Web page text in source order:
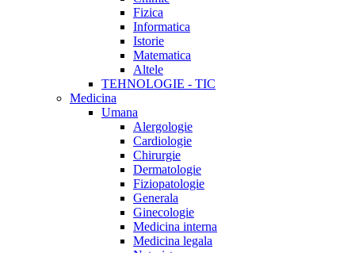
Fizica
Informatica
Istorie
Matematica
Altele
TEHNOLOGIE - TIC
Medicina
Umana
Alergologie
Cardiologie
Chirurgie
Dermatologie
Fiziopatologie
Generala
Ginecologie
Medicina interna
Medicina legala